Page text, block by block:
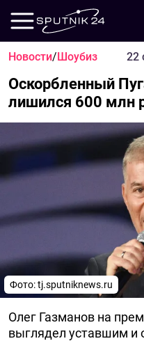
Новости/Шоубиз 22
Оскорбленный
лишился 600 млн
Фото: tj.sputniknews.ru
Олег Газманов на
выглядел уставшим и